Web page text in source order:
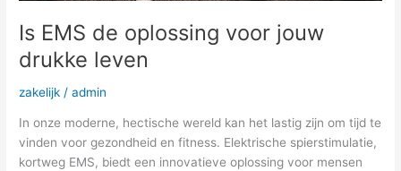
Is EMS de oplossing voor jouw
drukke leven
zakelijk /admin
In onze moderne, hectische wereld kan het lastig zijn om tijd te
vinden voor gezondheid en fitness. Elektrische spierstimulatie,
kortweg EMS, biedt een innovatieve oplossing voor mensen